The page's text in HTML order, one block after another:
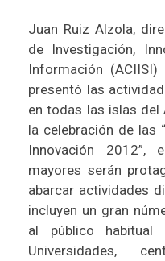
Juan Ruiz Alzola,
de Investigación,
Información
presentó las
en todas las islas
la celebración de las
Innovación
mayores serán
abarcar actividades
incluyen un gran
al público habitual
Universidades,